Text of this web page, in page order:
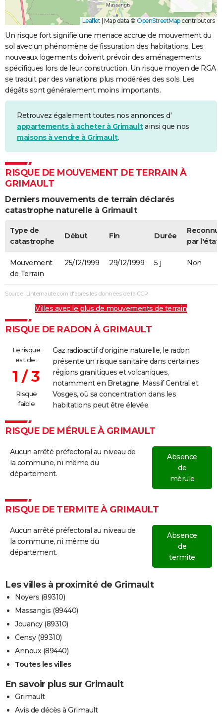
Leaflet Map data © OpenStreetMapcontributors
Un risque fort signifie une menace accrue de mouvement du
sol avec un phénomène de fissuration des habitations. Les
nouveaux logements doivent prévoir des aménagements
spécifiques lors de leur construction. Un risque moyen de RGA
se traduit par des variations plus modérées des sols. Les
dégâts sont généralement moins importants.
Retrouvez également toutes nos annonces d'
appartements à acheter à Grimaultainsi que nos
maisons à vendre à Grimault.
RISQUE DE MOUVEMENT DE TERRAIN À
GRIMAULT
Derniers mouvements de terrain déclarés
catastrophe naturelle à Grimault
Type de
catastrophe
Début Fin Durée
par l'état
Mouvement
de Terrain
25/12/1999 29/12/1999 5 j Non
Source : Linternaute.com d'après les données de la CCR
Villes avec le plus de mouvements de terrain
RISQUE DE RADON À GRIMAULT
Le risque
est de :
1 / 3
Risque
faible
Gaz radioactif d'origine naturelle, le radon
présente un risque sanitaire dans certaines
régions granitiques et volcaniques,
notamment en Bretagne, Massif Central et
Vosges, où sa concentration dans les
habitations peut être élevée.
RISQUE DE MÉRULE À GRIMAULT
Aucun arrêté préfectoral au niveau de
la commune, ni même du
département.
Absence
de
mérule
RISQUE DE TERMITE À GRIMAULT
Aucun arrêté préfectoral au niveau de
la commune, ni même du
département.
Absence
de
termite
Les villes à proximité de Grimault
Noyers (89310)
Massangis (89440)
Jouancy (89310)
Censy (89310)
Annoux (89440)
Toutes les villes
En savoir plus sur Grimault
Grimault
Avis de décès à Grimault